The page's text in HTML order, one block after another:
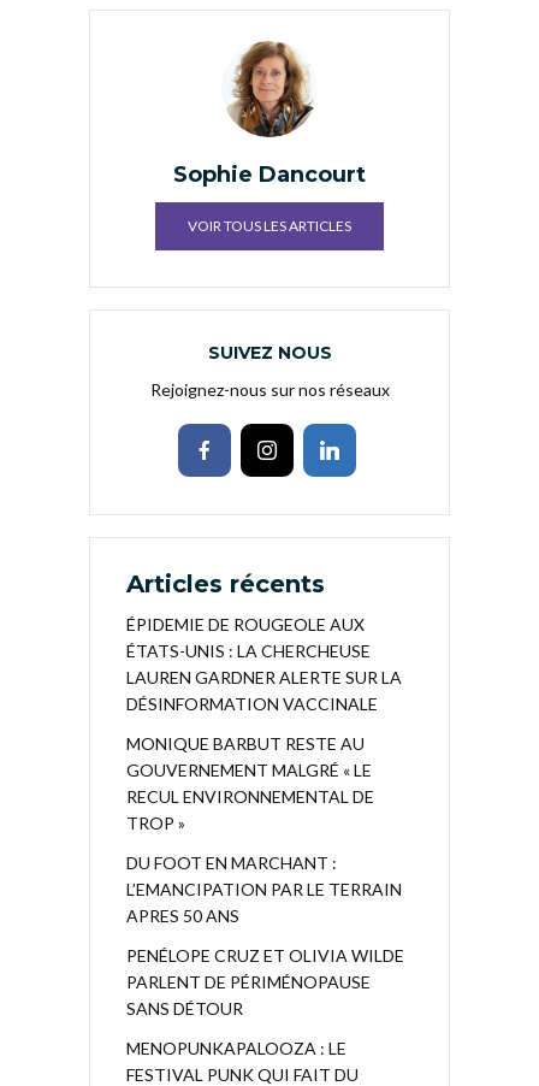
Sophie Dancourt
VOIR TOUS LES ARTICLES
SUIVEZ NOUS
Rejoignez-nous sur nos réseaux
Articles récents
ÉPIDEMIE DE ROUGEOLE AUX
ÉTATS-UNIS : LA CHERCHEUSE
LAUREN GARDNER ALERTE SUR LA
DÉSINFORMATION VACCINALE
MONIQUE BARBUT RESTE AU
GOUVERNEMENT MALGRÉ « LE
RECUL ENVIRONNEMENTAL DE
TROP »
DU FOOT EN MARCHANT :
L’EMANCIPATION PAR LE TERRAIN
APRES 50 ANS
PENÉLOPE CRUZ ET OLIVIA WILDE
PARLENT DE PÉRIMÉNOPAUSE
SANS DÉTOUR
MENOPUNKAPALOOZA : LE
FESTIVAL PUNK QUI FAIT DU